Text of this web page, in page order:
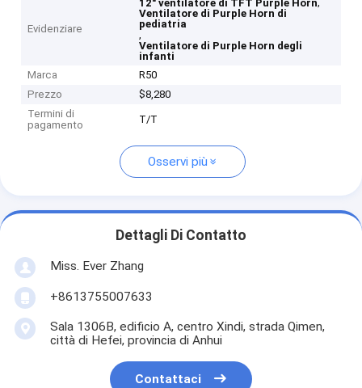
Evidenziare
12" ventilatore di TFT Purple Horn
Ventilatore di Purple Horn di
pediatria
,
Ventilatore di Purple Horn degli
infanti
Marca
R50
Prezzo
$8,280
Termini di
pagamento
T/T
Osservi più
Dettagli Di Contatto
Miss. Ever Zhang
+8613755007633
Sala 1306B, edificio A, centro Xindi, strada Qimen,
città di Hefei, provincia di Anhui
Contattaci